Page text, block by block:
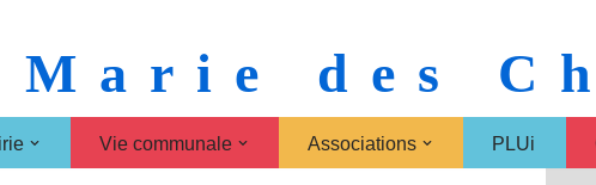
des
Vie communale Associations PLUi